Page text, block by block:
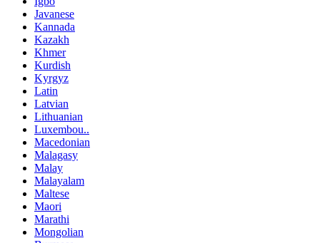
Javanese
Kannada
Kazakh
Khmer
Kurdish
Kyrgyz
Latin
Latvian
Lithuanian
Luxembou..
Macedonian
Malagasy
Malay
Malayalam
Maltese
Maori
Marathi
Mongolian